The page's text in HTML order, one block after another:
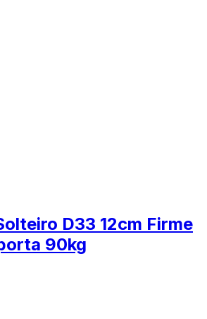
D33 12cm Firme
90kg